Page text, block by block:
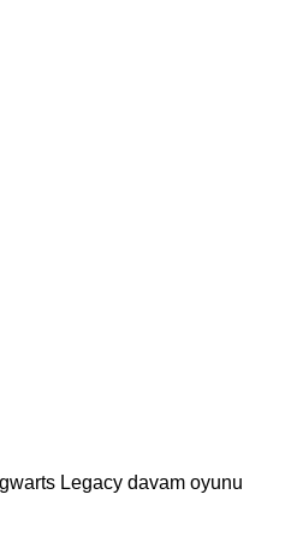
Legacy davam oyunu